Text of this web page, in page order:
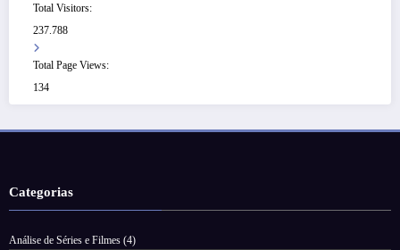
Total Visitors:
237.788
Total Page Views:
134
Categorias
Análise de Séries e Filmes (4)